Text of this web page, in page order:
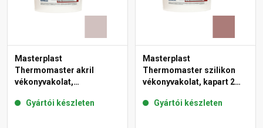
Masterplast
Thermomaster akril
vékonyvakolat,
18-E 25 kg
Gyártói készleten
Masterplast
Thermomaster szilikon
vékonyvakolat, kapart 2
Gyártói készleten